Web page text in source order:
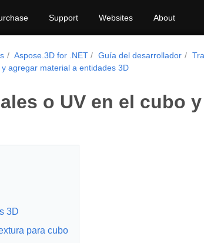
Support Websites About
Aspose.3D for .NET Guía del desarrollador
agregar material a entidades 3D
o UV en el cubo
3D
para cubo